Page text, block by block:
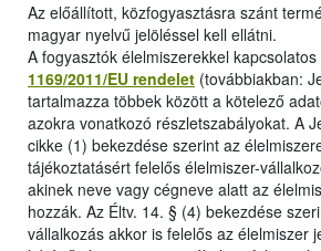
Az előállított, közfogyasztásra szánt
magyar nyelvű jelöléssel kell ellátni.
A fogyasztók élelmiszerekkel
1169/2011/EU rendelet (továbbiakban:
tartalmazza többek között a kötelező
azokra vonatkozó részletszabályokat. A
cikke (1) bekezdése szerint az
tájékoztatásért felelős élelmiszer-
akinek neve vagy cégneve alatt az
hozzák. Az Éltv. 14. § (4) bekezdése
vállalkozás akkor is felelős az élelmiszer